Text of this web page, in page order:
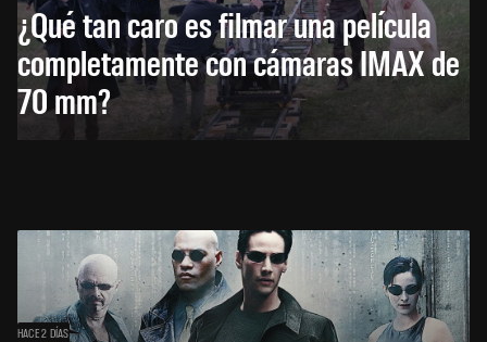
¿Qué tan caro es filmar una película
completamente con cámaras IMAX de
70 mm?
HACE 2 DÍAS